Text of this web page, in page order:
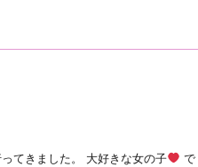
てきました。 大好きな女の子
で